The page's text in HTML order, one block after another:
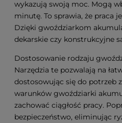
wykazują swoją moc. Mogą
minutę. To sprawia, że praca
Dzięki gwoździarkom
dekarskie czy konstrukcyjne
Dostosowanie rodzaju
Narzędzia te pozwalają na
dostosowując się do potrzeb
warunków gwoździarki
zachować ciągłość pracy.
bezpieczeństwo, eliminując